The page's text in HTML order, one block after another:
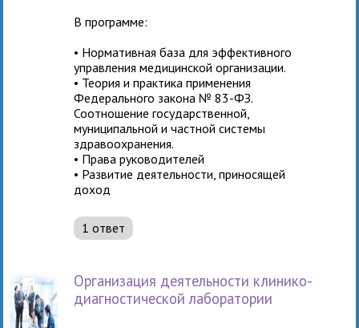
В программе:
• Нормативная база для эффективного
управления медицинской организации.
• Теория и практика применения
Федерального закона № 83-ФЗ.
Соотношение государственной,
муниципальной и частной системы
здравоохранения.
• Права руководителей
• Развитие деятельности, приносящей
доход
1 ответ
Организация деятельности клинико-
диагностической лаборатории